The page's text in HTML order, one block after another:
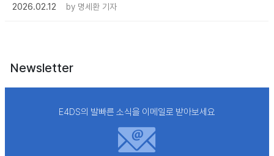
2026.02.12
by 명세환 기자
Newsletter
E4DS의 발빠른 소식을 이메일로 받아보세요